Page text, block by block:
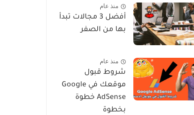
منذ عام
أفضل 3 مجالات تبدأ
بها من الصفر
منذ عام
شروط قبول
موقعك في Google
AdSense خطوة
بخطوة